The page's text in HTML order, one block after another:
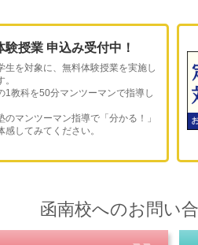
験授業 申込み受付中！
生を対象に、無料体験授業を実施し
1教科を50分マンツーマンで指導し
のマンツーマン指導で「分かる！」
感してみてください。
函南校へのお問い